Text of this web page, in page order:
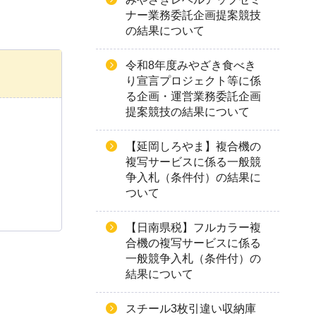
ナー業務委託企画提案競技
の結果について
令和8年度みやざき食べき
り宣言プロジェクト等に係
る企画・運営業務委託企画
提案競技の結果について
【延岡しろやま】複合機の
複写サービスに係る一般競
争入札（条件付）の結果に
ついて
【日南県税】フルカラー複
合機の複写サービスに係る
一般競争入札（条件付）の
結果について
スチール3枚引違い収納庫